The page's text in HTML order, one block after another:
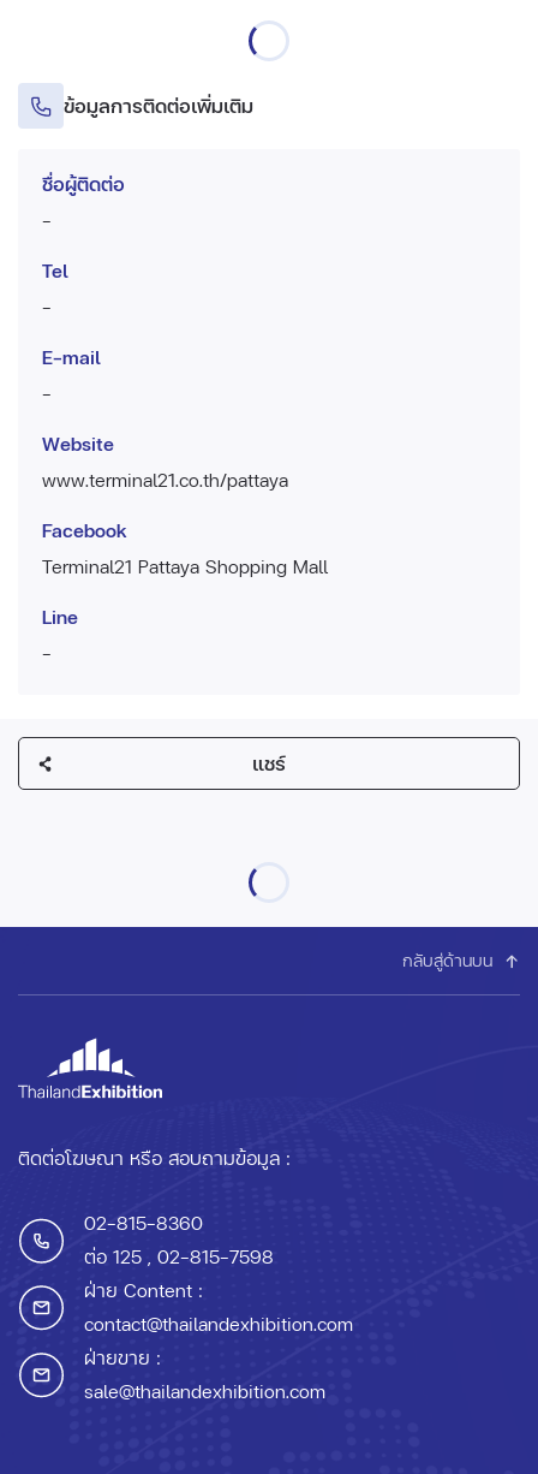
ข้อมูลการติดต่อเพิ่มเติม
ชื่อผู้ติดต่อ
-
Tel
-
E-mail
-
Website
www.terminal21.co.th/pattaya
Facebook
Terminal21 Pattaya Shopping Mall
Line
-
แชร์
กลับสู่ด้านบน
ติดต่อโฆษณา หรือ สอบถามข้อมูล :
02-815-8360
ต่อ 125 , 02-815-7598
ฝ่าย Content :
contact@thailandexhibition.com
ฝ่ายขาย :
sale@thailandexhibition.com